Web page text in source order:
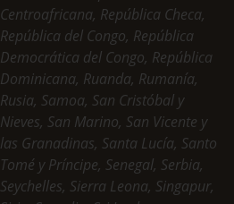
Centroafricana, República Checa,
República del Congo, República
Democrática del Congo, República
Dominicana, Ruanda, Rumanía,
Rusia, Samoa, San Cristóbal y
Nieves, San Marino, San Vicente y
las Granadinas, Santa Lucía, Santo
Tomé y Príncipe, Senegal, Serbia,
Seychelles, Sierra Leona, Singapur,